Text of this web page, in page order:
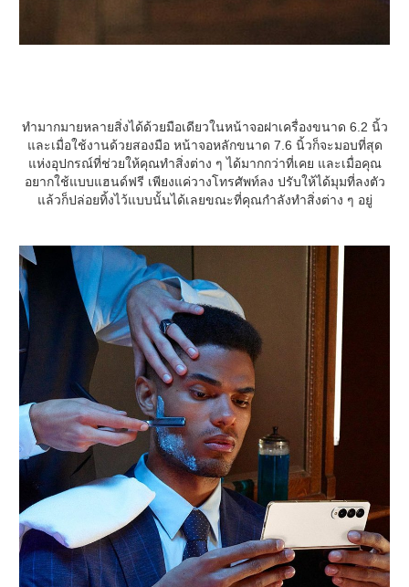
ทำมากมายหลายสิ่งได้ด้วยมือเดียวในหน้าจอฝาเครื่องขนาด 6.2 นิ้ว
และเมื่อใช้งานด้วยสองมือ หน้าจอหลักขนาด 7.6 นิ้วก็จะมอบที่สุด
แห่งอุปกรณ์ที่ช่วยให้คุณทำสิ่งต่าง ๆ ได้มากกว่าที่เคย และเมื่อคุณ
อยากใช้แบบแฮนด์ฟรี เพียงแค่วางโทรศัพท์ลง ปรับให้ได้มุมที่ลงตัว
แล้วก็ปล่อยทิ้งไว้แบบนั้นได้เลยขณะที่คุณกำลังทำสิ่งต่าง ๆ อยู่